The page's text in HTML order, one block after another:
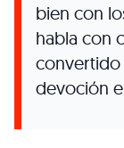
bien con
habla con
convertido
devoción